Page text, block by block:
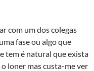
com um dos colegas
fase ou algo que
tem é natural que exista
loner mas custa-me ver